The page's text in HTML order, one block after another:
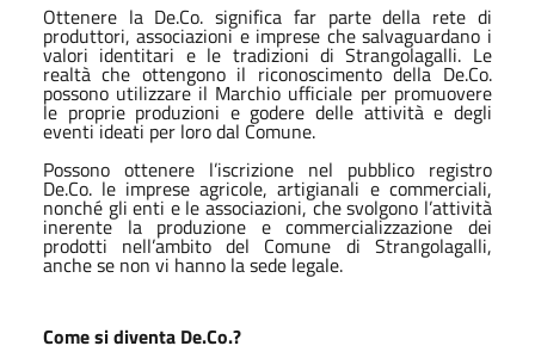
Ottenere la De.Co. significa far parte della rete di
produttori, associazioni e imprese che salvaguardano i
valori identitari e le tradizioni di Strangolagalli. Le
realtà che ottengono il riconoscimento della De.Co.
possono utilizzare il Marchio ufficiale per promuovere
le proprie produzioni e godere delle attività e degli
eventi ideati per loro dal Comune.
Possono ottenere l’iscrizione nel pubblico registro
De.Co. le imprese agricole, artigianali e commerciali,
nonché gli enti e le associazioni, che svolgono l’attività
inerente la produzione e commercializzazione dei
prodotti nell’ambito del Comune di Strangolagalli,
anche se non vi hanno la sede legale.
Come si diventa De.Co.?